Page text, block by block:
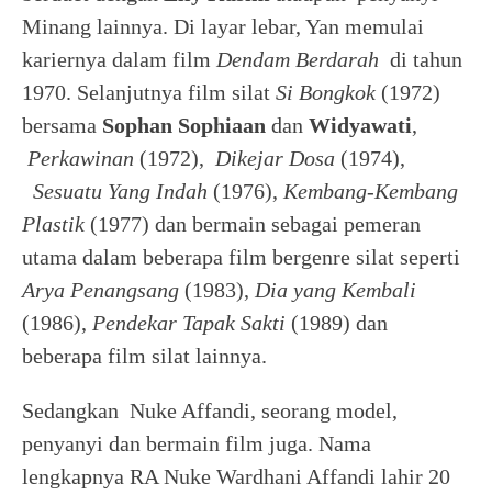
Minang lainnya. Di layar lebar, Yan memulai
kariernya dalam film Dendam Berdarah di tahun
1970. Selanjutnya film silat Si Bongkok (1972)
bersama Sophan Sophiaan dan Widyawati,
Perkawinan (1972), Dikejar Dosa (1974),
Sesuatu Yang Indah (1976), Kembang-Kembang
Plastik (1977) dan bermain sebagai pemeran
utama dalam beberapa film bergenre silat seperti
Arya Penangsang (1983), Dia yang Kembali
(1986), Pendekar Tapak Sakti (1989) dan
beberapa film silat lainnya.
Sedangkan Nuke Affandi, seorang model,
penyanyi dan bermain film juga. Nama
lengkapnya RA Nuke Wardhani Affandi lahir 20